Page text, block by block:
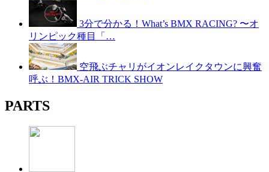
3分で分かる！What’s BMX RACING? 〜オ
リンピック種目「…
空飛ぶチャリがイオンレイクタウンに興奮
呼ぶ！BMX-AIR TRICK SHOW
PARTS